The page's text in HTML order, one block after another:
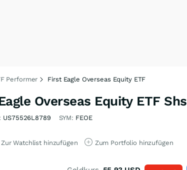
Performer First Eagle Overseas Equity ETF
Overseas Equity ETF Shs
US75526L8789 SYM: FEOE
Zur Watchlist hinzufügen Zum Portfolio hinzufügen